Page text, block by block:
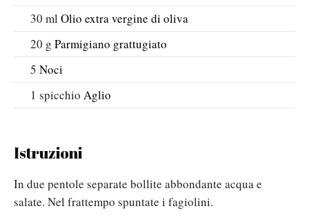
30 ml Olio extra vergine di oliva
20 g Parmigiano grattugiato
5 Noci
1 spicchio Aglio
Istruzioni
In due pentole separate bollite abbondante acqua e
salate. Nel frattempo spuntate i fagiolini.